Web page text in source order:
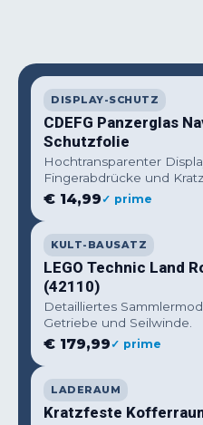
DISPLAY-SCHUTZ
CDEFG Panzerglas
Schutzfolie
Hochtransparenter
Fingerabdrücke und
€ 14,99✓ prime
KULT-BAUSATZ
LEGO Technic Land
(42110)
Detailliertes
Getriebe und Seilwinde.
€ 179,99✓ prime
LADERAUM
Kratzfeste